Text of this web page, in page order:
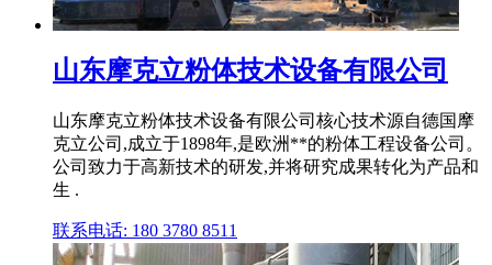
山东摩克立粉体技术设备有限公司
山东摩克立粉体技术设备有限公司核心技术源自德国摩
克立公司,成立于1898年,是欧洲**的粉体工程设备公司。
公司致力于高新技术的研发,并将研究成果转化为产品和
生 .
联系电话: 180 3780 8511